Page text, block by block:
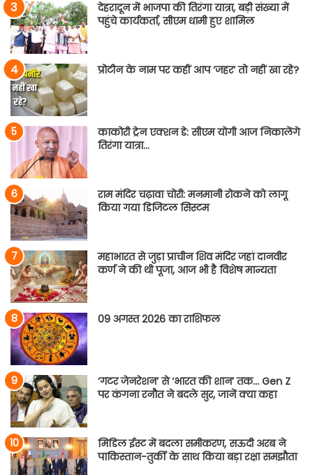
देहरादून में भाजपा की तिरंगा यात्रा, बड़ी संख्या में
पहुंचे कार्यकर्ता, सीएम धामी हुए शामिल
प्रोटीन के नाम पर कहीं आप ‘जहर’ तो नहीं खा रहे?
काकोरी ट्रेन एक्शन डे: सीएम योगी आज निकालेंगे
तिरंगा यात्रा…
राम मंदिर चढ़ावा चोरी: मनमानी रोकने को लागू
किया गया डिजिटल सिस्टम
महाभारत से जुड़ा प्राचीन शिव मंदिर जहां दानवीर
कर्ण ने की थी पूजा, आज भी है विशेष मान्यता
09 अगस्त 2026 का राशिफल
‘गटर जेनरेशन’ से ‘भारत की शान’ तक… Gen Z
पर कंगना रनौत ने बदले सुर, जानें क्या कहा
मिडिल ईस्ट में बदला समीकरण, सऊदी अरब ने
पाकिस्तान-तुर्की के साथ किया बड़ा रक्षा समझौता